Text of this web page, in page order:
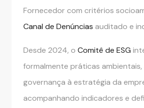
Fornecedor com critérios
Canal de Denúncias auditado e
Desde 2024, o Comitê de ESG
formalmente práticas ambientais,
governança à estratégia da
acompanhando indicadores e